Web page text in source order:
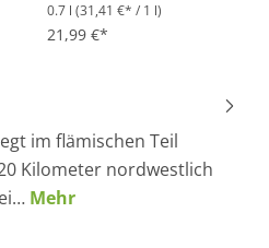
von 4.5 von 5 Sternen
Durchschnittliche
0.7 l (31,41 €* / 1 l)
21,99 €*
im flämischen Teil
Kilometer nordwestlich
Mehr